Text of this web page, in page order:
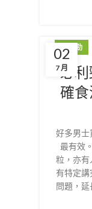
02
7 月
必利勁
必
確
好多男士
最有效
粒，亦有
有特定
問題，